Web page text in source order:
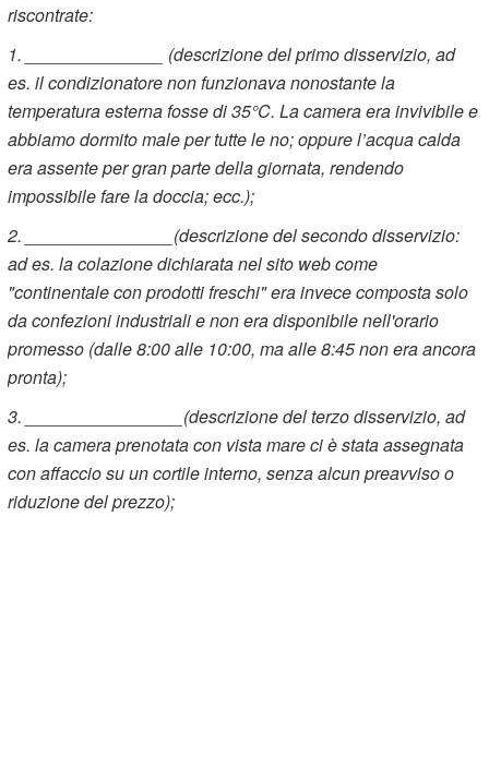
riscontrate:
1. ______________ (descrizione del primo disservizio, ad
es. il condizionatore non funzionava nonostante la
temperatura esterna fosse di 35°C. La camera era invivibile e
abbiamo dormito male per tutte le no; oppure l’acqua calda
era assente per gran parte della giornata, rendendo
impossibile fare la doccia; ecc.);
2. _______________(descrizione del secondo disservizio:
ad es. la colazione dichiarata nel sito web come
"continentale con prodotti freschi" era invece composta solo
da confezioni industriali e non era disponibile nell'orario
promesso (dalle 8:00 alle 10:00, ma alle 8:45 non era ancora
pronta);
3. ________________(descrizione del terzo disservizio, ad
es. la camera prenotata con vista mare ci è stata assegnata
con affaccio su un cortile interno, senza alcun preavviso o
riduzione del prezzo);